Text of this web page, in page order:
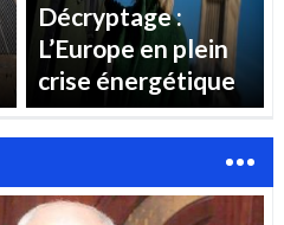
Décryptage :
L’Europe en plein
crise énergétique